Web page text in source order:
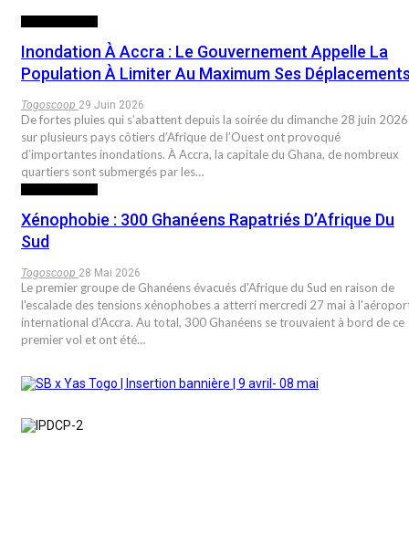
Inondation À Accra : Le Gouvernement Appelle La
Population À Limiter Au Maximum Ses
Togoscoop 29 Juin 2026
De fortes pluies qui s’abattent depuis la soirée du dimanche 28 juin 2026
sur plusieurs pays côtiers d’Afrique de l’Ouest ont provoqué
d’importantes inondations. À Accra, la capitale du Ghana, de nombreux
quartiers sont submergés par les…
Xénophobie : 300 Ghanéens Rapatriés D’Afrique Du
Sud
Togoscoop 28 Mai 2026
Le premier groupe de Ghanéens évacués d'Afrique du Sud en raison de
l'escalade des tensions xénophobes a atterri mercredi 27 mai à
international d'Accra. Au total, 300 Ghanéens se trouvaient à bord de ce
premier vol et ont été…